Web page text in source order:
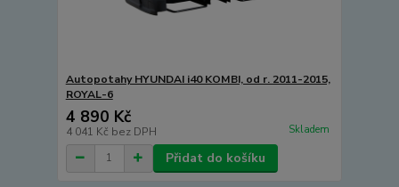
Autopotahy HYUNDAI i40 KOMBI, od r. 2011-2015,
ROYAL-6
4 890 Kč
4 041 Kč bez DPH Skladem
Přidat do košíku